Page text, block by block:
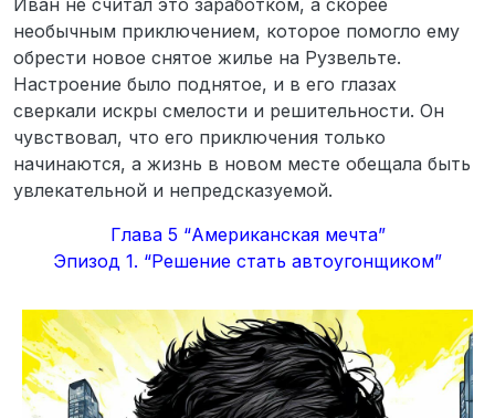
Иван не считал это заработком, а скорее
необычным приключением, которое помогло ему
обрести новое снятое жилье на Рузвельте.
Настроение было поднятое, и в его глазах
сверкали искры смелости и решительности. Он
чувствовал, что его приключения только
начинаются, а жизнь в новом месте обещала быть
увлекательной и непредсказуемой.
Глава 5 “Американская мечта”
Эпизод 1. “Решение стать автоугонщиком”